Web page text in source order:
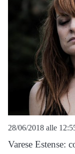
28/06/2018 alle
Varese Estense: